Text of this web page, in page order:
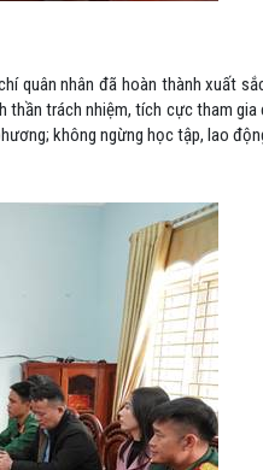
quân nhân đã hoàn thành xuất
trách nhiệm, tích cực tham
không ngừng học tập, lao